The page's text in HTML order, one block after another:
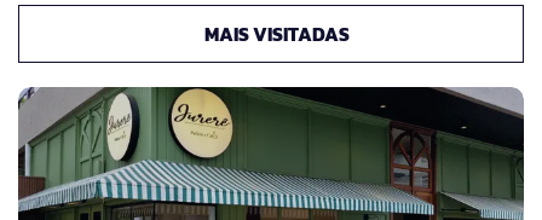
MAIS VISITADAS